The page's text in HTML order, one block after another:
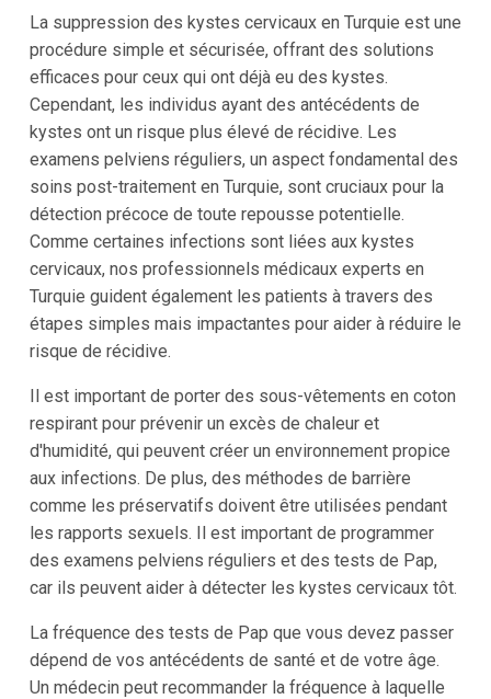
La suppression des kystes cervicaux en Turquie est une
procédure simple et sécurisée, offrant des solutions
efficaces pour ceux qui ont déjà eu des kystes.
Cependant, les individus ayant des antécédents de
kystes ont un risque plus élevé de récidive. Les
examens pelviens réguliers, un aspect fondamental des
soins post-traitement en Turquie, sont cruciaux pour la
détection précoce de toute repousse potentielle.
Comme certaines infections sont liées aux kystes
cervicaux, nos professionnels médicaux experts en
Turquie guident également les patients à travers des
étapes simples mais impactantes pour aider à réduire le
risque de récidive.
Il est important de porter des sous-vêtements en coton
respirant pour prévenir un excès de chaleur et
d'humidité, qui peuvent créer un environnement propice
aux infections. De plus, des méthodes de barrière
comme les préservatifs doivent être utilisées pendant
les rapports sexuels. Il est important de programmer
des examens pelviens réguliers et des tests de Pap,
car ils peuvent aider à détecter les kystes cervicaux tôt.
La fréquence des tests de Pap que vous devez passer
dépend de vos antécédents de santé et de votre âge.
Un médecin peut recommander la fréquence à laquelle